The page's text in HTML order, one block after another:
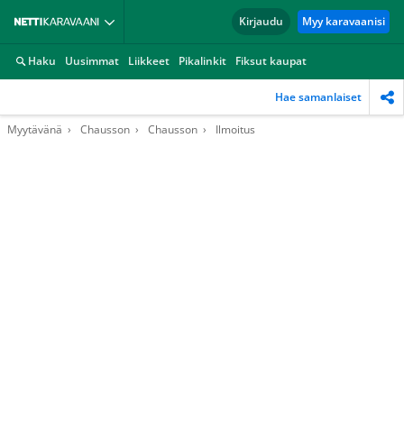
Kirjaudu Myy karavaanisi
Haku Uusimmat Liikkeet Pikalinkit Fiksut kaupat
Hae samanlaiset
Myytävänä Chausson Chausson Ilmoitus